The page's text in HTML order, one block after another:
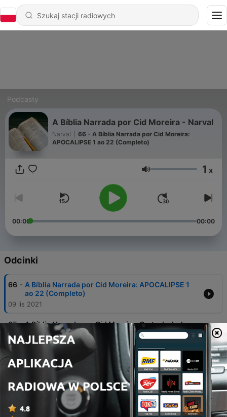
Podcasty
A Bíblia Narrada por Cid Moreira - Narval
Narval
66 - A Bíblia Narrada por Cid Moreira:
APOCALIPSE 1 ao 22 (Completo)
Głośność 1 x
00:00 00:00
Odcinki
66 - A Bíblia Narrada por Cid Moreira: APOCALIPSE 1
ao 22 (Completo)
09 lis 2021
65 - A Bíblia Narrada por Cid Moreira: Carta de Judas
(Completo)
09 lis 2021
64 -
A Bíblia Narrada por Cid Moreira: TIAGO
(Completo)
09 lis 2021
63
A Bíblia Narrada por Cid Moreira: HEBREUS
(Completo)